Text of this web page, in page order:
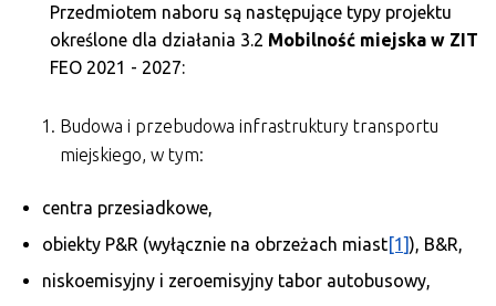
Przedmiotem naboru są następujące typy projektu
określone dla działania 3.2 Mobilność miejska w ZIT
FEO 2021 - 2027:
Budowa i przebudowa infrastruktury transportu
miejskiego, w tym:
centra przesiadkowe,
obiekty P&R (wyłącznie na obrzeżach miast[1]), B&R,
niskoemisyjny i zeroemisyjny tabor autobusowy,